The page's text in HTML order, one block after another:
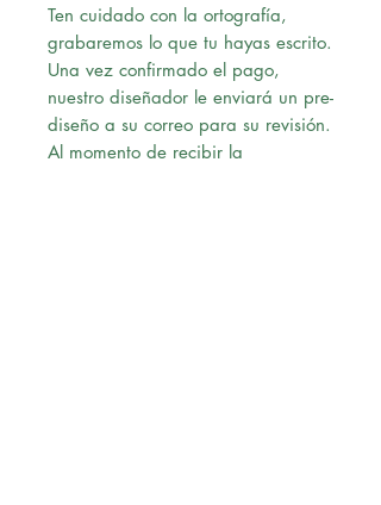
Ten cuidado con la ortografía,
grabaremos lo que tu hayas escrito.
Una vez confirmado el pago,
nuestro diseñador le enviará un pre-
diseño a su correo para su revisión.
Al momento de recibir la